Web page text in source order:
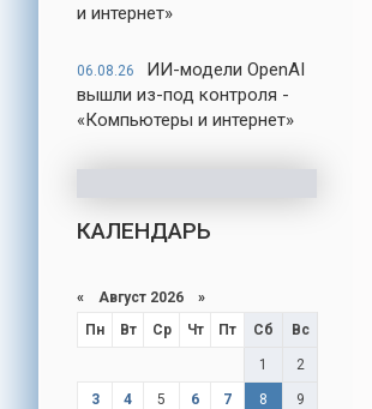
и интернет»
06.08.26
ИИ-модели OpenAI
вышли из-под контроля -
«Компьютеры и интернет»
КАЛЕНДАРЬ
« Август 2026 »
Пн
Вт Ср Чт Пт Сб Вс
1 2
3 4 5 6 7 8 9